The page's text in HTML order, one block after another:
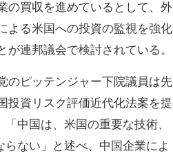
の買収を進めているとして、外
よる米国への投資の監視を強化
が連邦議会で検討されている。
のピッテンジャー下院議員は先
投資リスク評価近代化法案を提
中国は、米国の重要な技術、
ない」と述べ、中国企業によ